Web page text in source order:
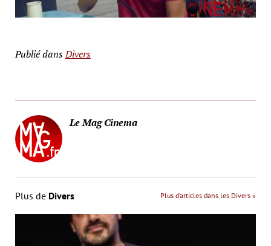
Publié dansDivers
Le Mag Cinema
Plus de Divers Plus d’articles dans les Divers »